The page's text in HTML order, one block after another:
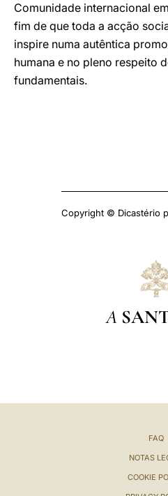
Comunidade internacional
fim de que toda a acção
inspire numa autêntica
humana e no pleno respeito
fundamentais.
Copyright © Dicastério
A
FAQ
NOTAS
COOKIE